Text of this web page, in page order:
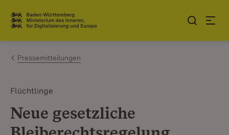
Zum Inhalt springen
Link zur Startseite
Pressemitteilungen
Flüchtlinge
Neue gesetzliche